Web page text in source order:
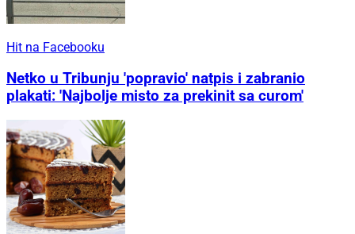
Hit na Facebooku
Netko u Tribunju 'popravio' natpis i zabranio
plakati: 'Najbolje misto za prekinit sa curom'